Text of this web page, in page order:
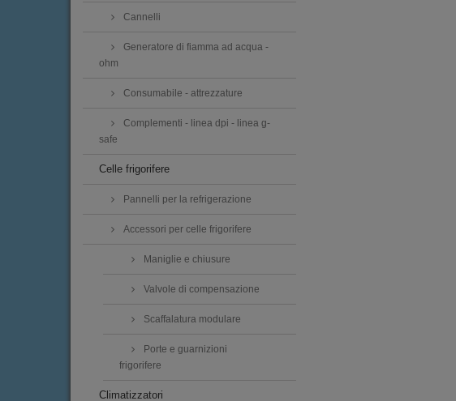
Cannelli
Generatore di fiamma ad acqua -
ohm
Consumabile - attrezzature
Complementi - linea dpi - linea g-
safe
Celle frigorifere
Pannelli per la refrigerazione
Accessori per celle frigorifere
Maniglie e chiusure
Valvole di compensazione
Scaffalatura modulare
Porte e guarnizioni
frigorifere
Climatizzatori